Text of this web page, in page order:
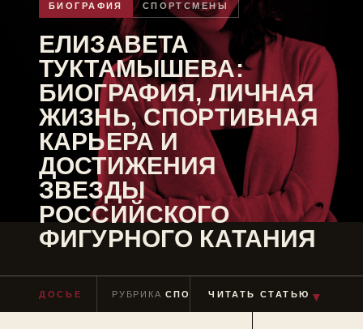
БИОГРАФИЯ СПОРТСМЕНЫ
ЕЛИЗАВЕТА
ТУКТАМЫШЕВА:
БИОГРАФИЯ, ЛИЧНАЯ
ЖИЗНЬ, СПОРТИВНАЯ
КАРЬЕРА И
ДОСТИЖЕНИЯ
ЗВЕЗДЫ
РОССИЙСКОГО
ФИГУРНОГО КАТАНИЯ
ДОСЬЕ РУБРИКАСПОРТСМЕНЫ ЧТЕНИЕ
ЧИТАТЬ СТАТЬЮ ▼